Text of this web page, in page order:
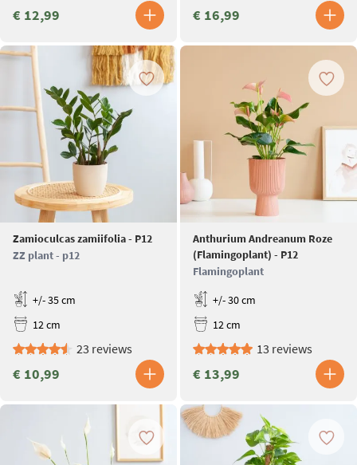
€ 12,99 € 16,99
Zamioculcas zamiifolia - P12
ZZ plant - p12
+/- 35 cm
12 cm
23 reviews
€ 10,99
Anthurium Andreanum Roze
(Flamingoplant) - P12
Flamingoplant
+/- 30 cm
12 cm
13 reviews
€ 13,99